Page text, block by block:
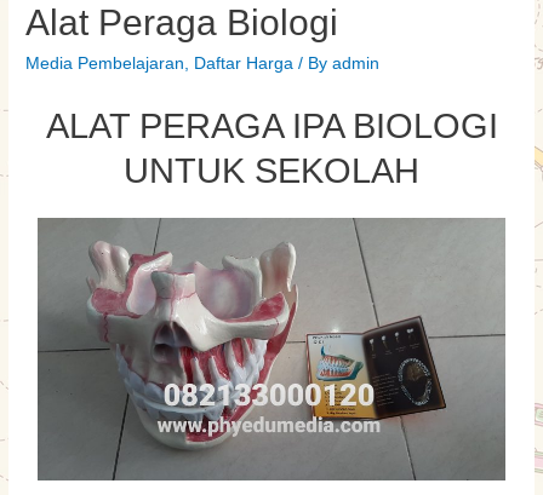
Alat Peraga Biologi
Media Pembelajaran Daftar Harga / Byadmin
ALAT PERAGA IPA BIOLOGI
UNTUK SEKOLAH